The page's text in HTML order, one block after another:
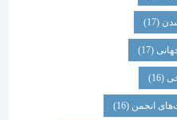
(16)